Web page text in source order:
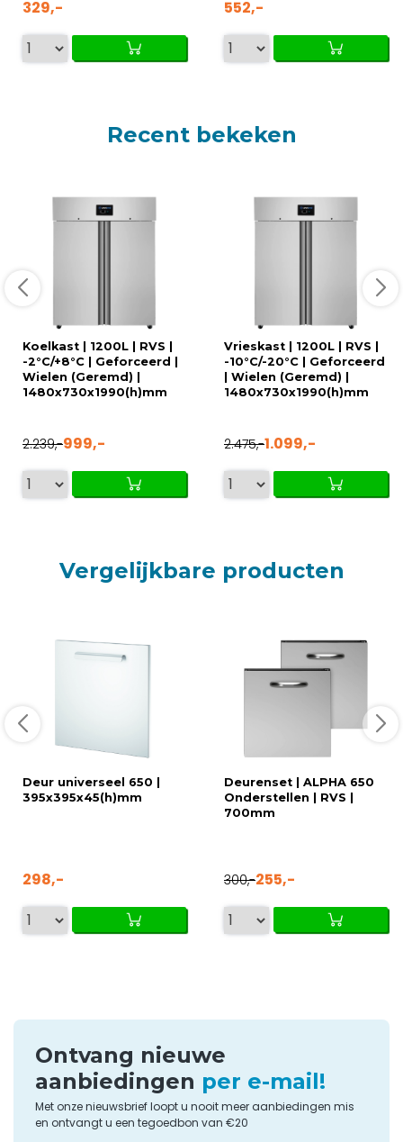
329,- 552,-
Recent bekeken
Koelkast | 1200L | RVS |
-2°C/+8°C | Geforceerd |
Wielen (Geremd) |
1480x730x1990(h)mm
2.239,-999,-
Vrieskast | 1200L | RVS |
-10°C/-20°C | Geforceerd
| Wielen (Geremd) |
1480x730x1990(h)mm
2.475,-1.099,-
Vergelijkbare producten
Deur universeel 650 |
395x395x45(h)mm
298,-
Deurenset | ALPHA 650
Onderstellen | RVS |
700mm
300,-255,-
Ontvang nieuwe
aanbiedingen per e-mail!
Met onze nieuwsbrief loopt u nooit meer aanbiedingen mis
en ontvangt u een tegoedbon van €20